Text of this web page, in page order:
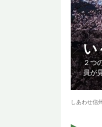
２つ
員が
しあわせ信